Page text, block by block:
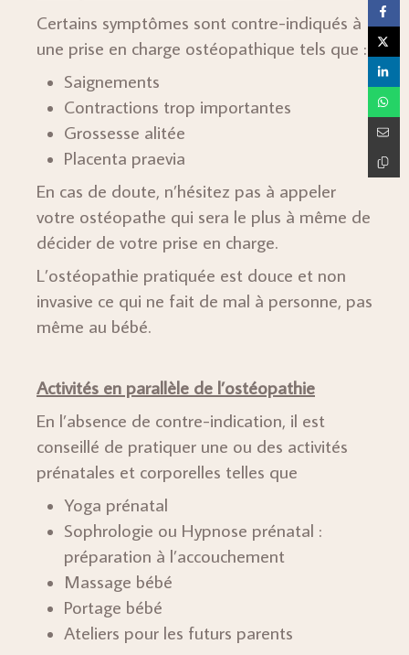
Certains symptômes sont contre-indiqués à
une prise en charge ostéopathique tels que :
Saignements
Contractions trop importantes
Grossesse alitée
Placenta praevia
En cas de doute, n’hésitez pas à appeler
votre ostéopathe qui sera le plus à même de
décider de votre prise en charge.
L’ostéopathie pratiquée est douce et non
invasive ce qui ne fait de mal à personne, pas
même au bébé.
Activités en parallèle de l’ostéopathie
En l’absence de contre-indication, il est
conseillé de pratiquer une ou des activités
prénatales et corporelles telles que
Yoga prénatal
Sophrologie ou Hypnose prénatal :
préparation à l’accouchement
Massage bébé
Portage bébé
Ateliers pour les futurs parents